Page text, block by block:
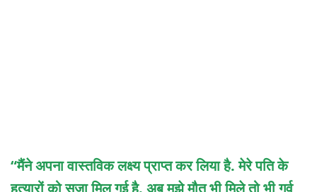
“मैंने अपना वास्तविक लक्ष्य प्राप्त कर लिया है. मेरे पति के
हत्यारों को सजा मिल गई है. अब मुझे मौत भी मिले तो भी गर्व